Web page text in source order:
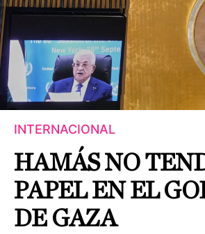
INTERNACIONAL
HAMÁS NO
PAPEL EN EL
DE GAZA